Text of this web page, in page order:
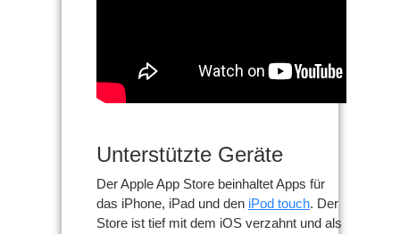
Unterstützte Geräte
Der Apple App Store beinhaltet Apps für
das iPhone, iPad und den iPod touch. Der
Store ist tief mit dem iOS verzahnt und als